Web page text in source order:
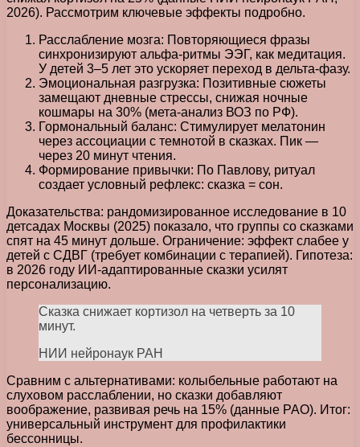
2026). Рассмотрим ключевые эффекты подробно.
Расслабление мозга: Повторяющиеся фразы
синхронизируют альфа-ритмы ЭЭГ, как медитация.
У детей 3–5 лет это ускоряет переход в дельта-фазу.
Эмоциональная разгрузка: Позитивные сюжеты
замещают дневные стрессы, снижая ночные
кошмары на 30% (мета-анализ ВОЗ по РФ).
Гормональный баланс: Стимулирует мелатонин
через ассоциации с темнотой в сказках. Пик —
через 20 минут чтения.
Формирование привычки: По Павлову, ритуал
создает условный рефлекс: сказка = сон.
Доказательства: рандомизированное исследование в 10
детсадах Москвы (2025) показало, что группы со сказками
спят на 45 минут дольше. Ограничение: эффект слабее у
детей с СДВГ (требует комбинации с терапией). Гипотеза:
в 2026 году ИИ-адаптированные сказки усилят
персонализацию.
Сказка снижает кортизол на четверть за 10
минут.
НИИ нейронаук РАН
Сравним с альтернативами: колыбельные работают на
слуховом расслаблении, но сказки добавляют
воображение, развивая речь на 15% (данные РАО). Итог:
универсальный инструмент для профилактики
бессонницы.